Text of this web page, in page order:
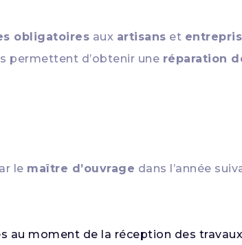
obligatoires aux artisans et
permettent d’obtenir une réparation
le maître d’ouvrage dans l’année
au moment de la réception des